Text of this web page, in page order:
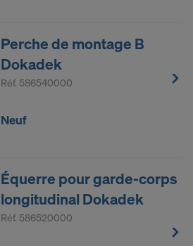
Perche de montage B
Dokadek
Réf. 586540000
Neuf
Équerre pour garde-corps
longitudinal Dokadek
Réf. 586520000